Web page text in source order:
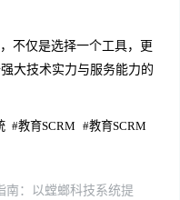
不仅是选择一个工具，更
大技术实力与服务能力的
#教育SCRM #教育SCRM
南：以螳螂科技系统提